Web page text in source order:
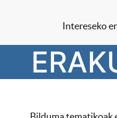
Intereseko